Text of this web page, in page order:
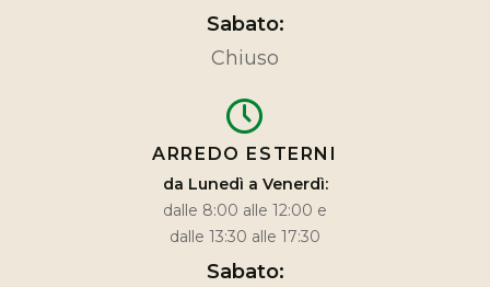
Sabato:
Chiuso
ARREDO ESTERNI
da Lunedì a Venerdì:
dalle 8:00 alle 12:00 e
dalle 13:30 alle 17:30
Sabato: